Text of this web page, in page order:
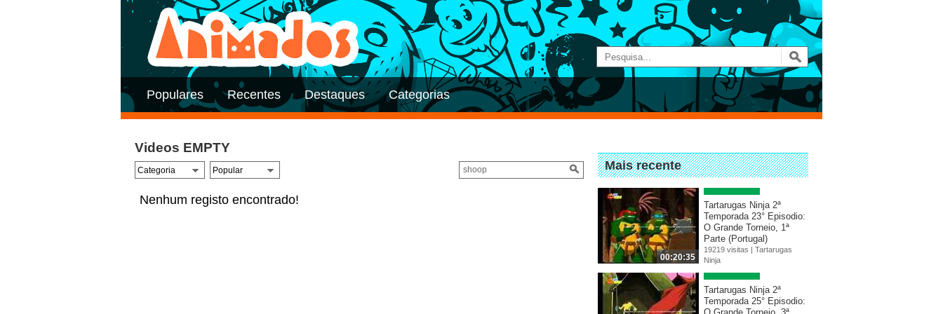
Populares Recentes Destaques Categorias
Videos EMPTY
Nenhum registo encontrado!
Mais recente
00:20:35
Tartarugas Ninja 2ª
Temporada 23° Episodio:
O Grande Torneio, 1ª
Parte (Portugal)
19219 visitas | Tartarugas
Ninja
Tartarugas Ninja 2ª
Temporada 25° Episodio: